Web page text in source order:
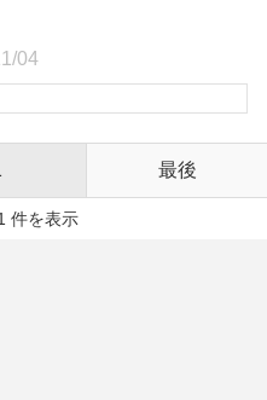
04
最後
件を表示